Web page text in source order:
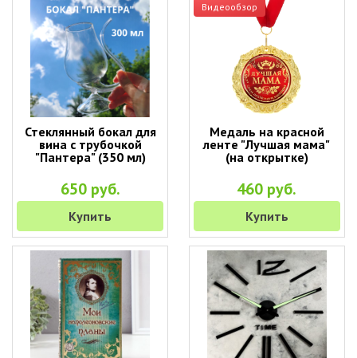
Стеклянный бокал для
вина с трубочкой
"Пантера" (350 мл)
650 руб.
Купить
Видеообзор
Медаль на красной
ленте "Лучшая мама"
(на открытке)
460 руб.
Купить